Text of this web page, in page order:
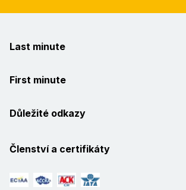
Last minute
First minute
Důležité odkazy
Členství a certifikáty